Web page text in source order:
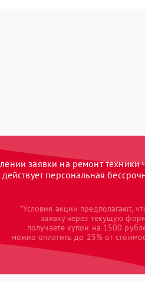
заявки на ремонт техники
действует персональная
*Условия акции предполагают,
заявку через текущую
получаете купон на 1500
можно оплатить до 25% от